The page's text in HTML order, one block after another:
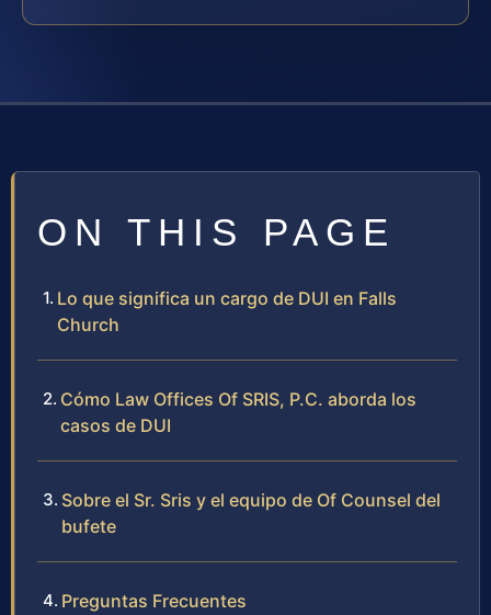
ON THIS PAGE
Lo que significa un cargo de DUI en Falls
Church
Cómo Law Offices Of SRIS, P.C. aborda los
casos de DUI
Sobre el Sr. Sris y el equipo de Of Counsel del
bufete
Preguntas Frecuentes